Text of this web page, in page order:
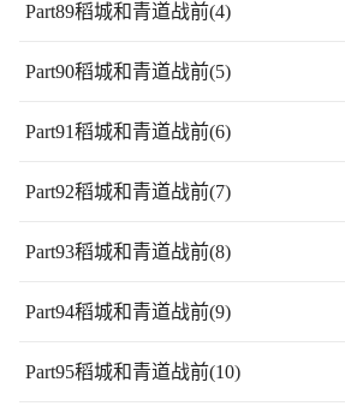
Part89稻城和青道战前(4)
Part90稻城和青道战前(5)
Part91稻城和青道战前(6)
Part92稻城和青道战前(7)
Part93稻城和青道战前(8)
Part94稻城和青道战前(9)
Part95稻城和青道战前(10)